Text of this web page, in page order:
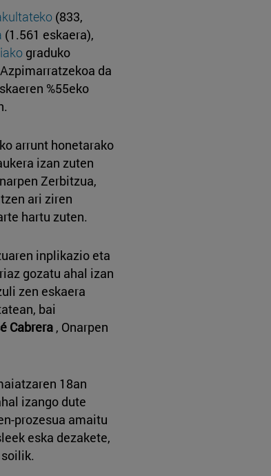
(833,
(1.561 eskaera),
graduko
da
%55eko
arrunt honetarako
izan zuten
Zerbitzua,
ari ziren
hartu zuten.
inplikazio eta
gozatu ahal izan
zen eskaera
bai
Cabrera , Onarpen
18an
izango dute
prozesua amaitu
eska dezakete,